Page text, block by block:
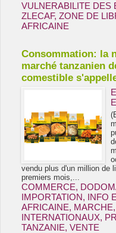
VULNERABILITE DES
ZLECAF, ZONE DE
AFRICAINE
Consommation: la
marché tanzanien
comestible
vendu plus d'un million de
premiers mois,...
COMMERCE,
IMPORTATION, INFO
AFRICAINE, MARCHE,
INTERNATIONAUX,
TANZANIE, VENTE